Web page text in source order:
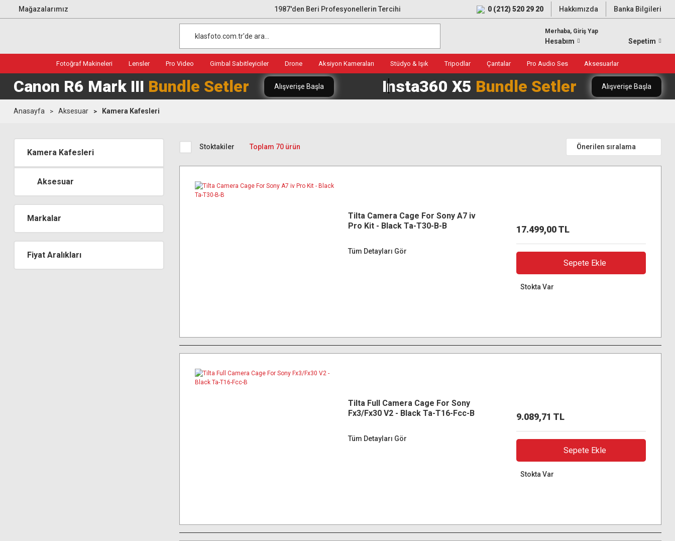
Mağazalarımız 1987'den Beri Profesyonellerin Tercihi 0 (212) 520 29 20 Hakkımızda Banka Bilgileri
Merhaba, Giriş Yap
Hesabım Sepetim
Fotoğraf Makineleri Lensler Pro Video Gimbal Sabitleyiciler Drone Aksiyon Kameraları Stüdyo & Işık Tripodlar Çantalar Pro Audio Ses Aksesuarlar
Canon R6 Mark III Bundle Setler Alışverişe Başla Insta360 X5 Bundle Setler Alışverişe Başla
Anasayfa Aksesuar Kamera Kafesleri
Kamera Kafesleri
Aksesuar
Markalar
Fiyat Aralıkları
Stoktakiler Toplam 70 ürün
Tilta Camera Cage For Sony A7 iv
Pro Kit - Black Ta-T30-B-B
Tüm Detayları Gör
17.499,00 TL
Sepete Ekle
Stokta Var
Tilta Full Camera Cage For Sony
Fx3/Fx30 V2 - Black Ta-T16-Fcc-B
Tüm Detayları Gör
9.089,71 TL
Sepete Ekle
Stokta Var